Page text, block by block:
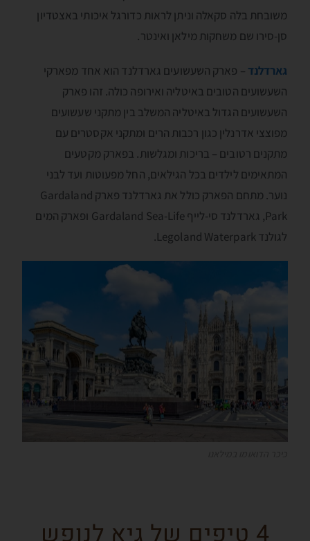
משובחת בלה סקאלה וניתן לראות כדורגל איכותי באצטדיון
סן-סירו שם משחקות מילאן ואינטר.
גארדלנד – פארק השעשועים גארדלנד הוא אחד מפארקי
השעשועים הטובים באיטליה ואירופה כולה. זהו פארק
השעשועים הגדול באיטליה המשלב בין מתקני שעשועים
מפוצצי אדרנלין כגון רכבות הרים ומתקני אקסטרים עם
מתקנים רטובים – בריכות ומגלשות. בפארק מקטעים
המתאימים לילדים בכל הגילאים, החל מפעוטות ועד לבני
נוער. מתחם הפארק כולל את גארדלנד פארק Gardaland
Park, גארדלנד סי-לייף Gardaland Sea-Life ופארק המים
לגולנד Legoland Waterpark.